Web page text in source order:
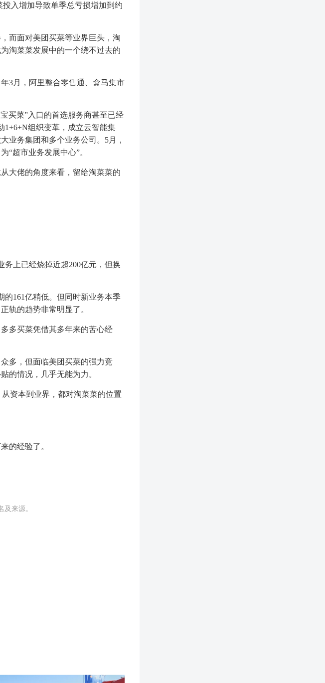
入增加导致单季总亏损增加到约
而面对美团买菜等业界巨头，淘
淘菜菜发展中的一个绕不过去的
3月，阿里整合零售通、盒马集市
买菜”入口的首选服务商甚至已经
1+6+N组织变革，成立云智能集
业务集团和多个业务公司。5月，
“超市业务发展中心”。
大佬的角度来看，留给淘菜菜的
务上已经烧掉近超200亿元，但换
的161亿稍低。但同时新业务本季
轨的趋势非常明显了。
多买菜凭借其多年来的苦心经
多，但面临美团买菜的强力竞
的情况，几乎无能为力。
资本到业界，都对淘菜菜的位置
的经验了。
来源。